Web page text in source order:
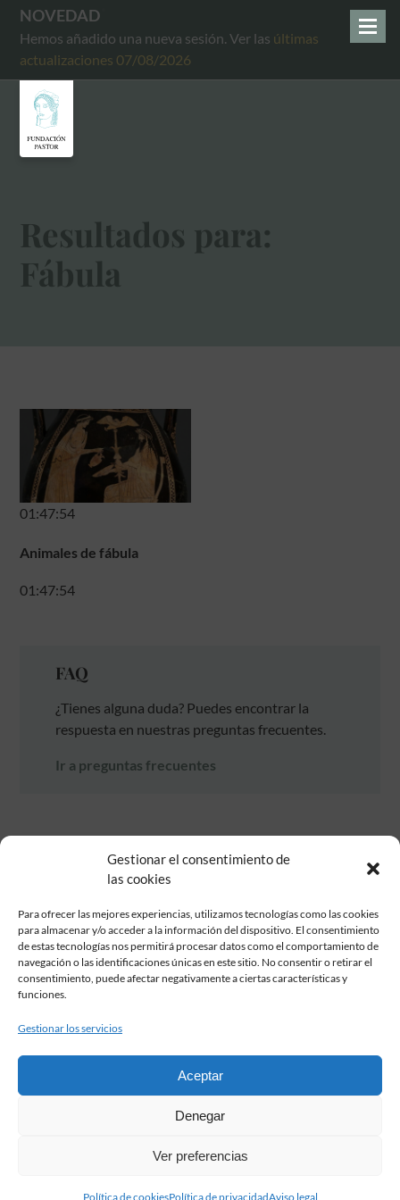
Gestionar el consentimiento de
las cookies
Para ofrecer las mejores experiencias, utilizamos tecnologías como las cookies
para almacenar y/o acceder a la información del dispositivo. El consentimiento
de estas tecnologías nos permitirá procesar datos como el comportamiento de
navegación o las identificaciones únicas en este sitio. No consentir o retirar el
consentimiento, puede afectar negativamente a ciertas características y
funciones.
Gestionar los servicios
Aceptar
Denegar
Ver preferencias
Política de cookiesPolítica de privacidadAviso legal
NOVEDAD
Hemos añadido una nueva sesión. Ver las últimas
actualizaciones 07/08/2026
Resultados para:
Fábula
01:47:54
Animales de fábula
01:47:54
FAQ
¿Tienes alguna duda? Puedes encontrar la
respuesta en nuestras preguntas frecuentes.
Ir a preguntas frecuentes
Fundación Pastor de Estudios Clásicos
Calle Serrano, 107. Madrid, 28006.
915617236
2026 Todos los derechos reservados © Fundación Pastor. Sitio web
Condiciones de contratación
Aviso legal